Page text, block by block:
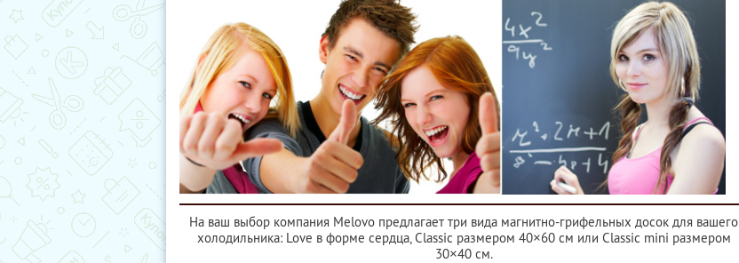
На ваш выбор компания Melovo предлагает три вида магнитно-грифельных досок для вашего
холодильника: Love в форме сердца, Classic размером 40×60 см или Classic mini размером
30×40 см.